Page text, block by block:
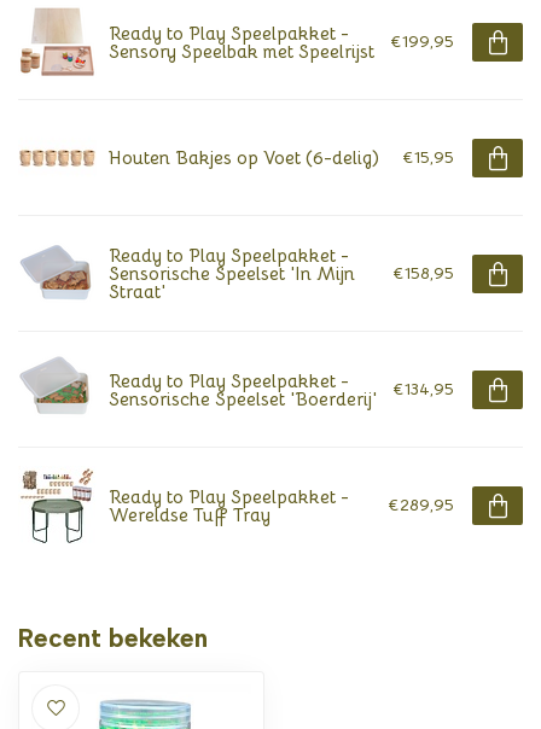
Ready to Play Speelpakket -
Sensory Speelbak met Speelrijst €199,95
Houten Bakjes op Voet (6-delig) €15,95
Ready to Play Speelpakket -
Sensorische Speelset 'In Mijn
Straat'
€158,95
Ready to Play Speelpakket -
Sensorische Speelset 'Boerderij' €134,95
Ready to Play Speelpakket -
Wereldse Tuff Tray €289,95
Recent bekeken